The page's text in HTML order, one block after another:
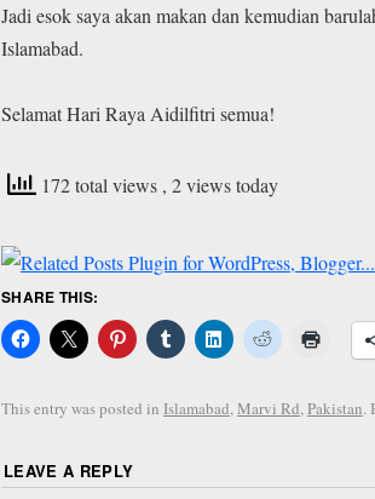
Jadi esok saya akan makan dan kemudian
Islamabad.
Selamat Hari Raya Aidilfitri semua!
172 total views , 2 views today
SHARE THIS:
This entry was posted in Islamabad,Marvi Rd,Pakistan.
LEAVE A REPLY